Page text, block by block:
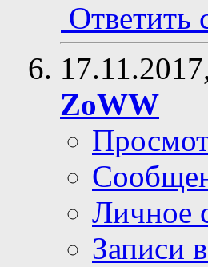
Ответить
ZoWW
Личное
Записи